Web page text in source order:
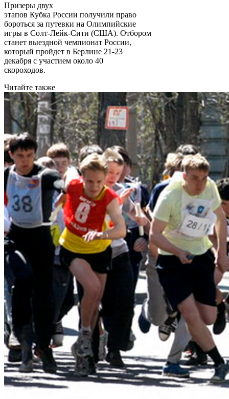
Призеры двух
этапов Кубка России получили право
бороться за путевки на Олимпийские
игры в Солт-Лейк-Сити (США). Отбором
станет выездной чемпионат России,
который пройдет в Берлине 21-23
декабря с участием около 40
скороходов.
Читайте также